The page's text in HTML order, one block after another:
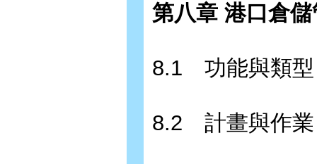
第八章 港口倉
8.1 功能與類型
8.2 計畫與作業